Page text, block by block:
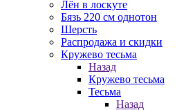
Лён в лоскуте
Бязь 220 см однотон
Шерсть
Распродажа и скидки
Кружево тесьма
Назад
Кружево тесьма
Тесьма
Назад